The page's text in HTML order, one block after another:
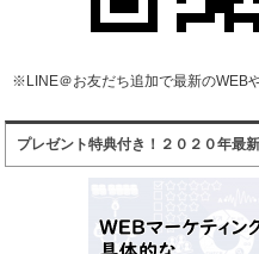
※LINE＠お友だち追加で最新のWEB
プレゼント特典付き！２０２０年最